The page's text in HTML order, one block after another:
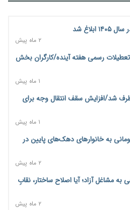
خرید اعتباری؛ فین‌تک‌ها وارد میدان
۲ روز پیش
برای دانشجویان تحصیلات تکمیلی
بانکی؛ افزایش سپرده قانونی با هدف
ترمز تولید خودرو کشیده شد؛ افت ۲۵ درصدی تیراژ ایران‌خودرو،
شد
۲ ماه پیش
تعطیلات رسمی هفته آینده/کارگران بخش
۱ ماه پیش
۴ بانک برطرف شد/افزایش سقف انتقال وجه برای
۱ ماه پیش
۳۰ میلیون‌تومانی به خانوارهای دهک‌های پایین در
۲ ماه پیش
مشاغل آزاد؛ آیا اصلاح ساختار، نقابِ
۲ ماه پیش